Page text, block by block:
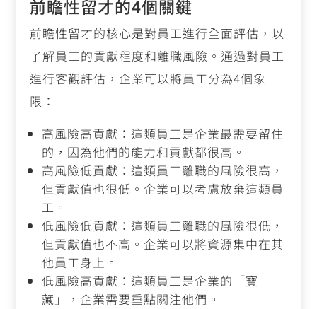
前瞻性留才的4個關鍵
前瞻性留才的核心是對員工進行全面評估，以
了解員工的貢獻程度和離職風險。通過對員工
進行客觀評估，企業可以將員工分為4個象
限：
高風險高貢獻：這類員工是企業最需要留住
的，因為他們的能力和貢獻都很高。
高風險低貢獻：這類員工離職的風險很高，
但貢獻值也很低。企業可以考慮放棄這類員
工。
低風險低貢獻：這類員工離職的風險很低，
但貢獻值也不高。企業可以將資源集中在其
他員工身上。
低風險高貢獻：這類員工是企業的「寶
藏」，企業需要重點關注他們。